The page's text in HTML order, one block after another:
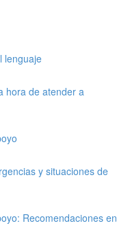
lenguaje
hora de atender a
y situaciones de
Recomendaciones en